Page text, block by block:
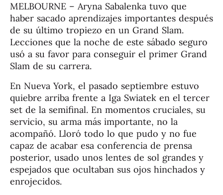
MELBOURNE – Aryna Sabalenka tuvo que
haber sacado aprendizajes importantes después
de su último tropiezo en un Grand Slam.
Lecciones que la noche de este sábado seguro
usó a su favor para conseguir el primer Grand
Slam de su carrera.
En Nueva York, el pasado septiembre estuvo
quiebre arriba frente a Iga Swiatek en el tercer
set de la semifinal. En momentos cruciales, su
servicio, su arma más importante, no la
acompañó. Lloró todo lo que pudo y no fue
capaz de acabar esa conferencia de prensa
posterior, usado unos lentes de sol grandes y
espejados que ocultaban sus ojos hinchados y
enrojecidos.